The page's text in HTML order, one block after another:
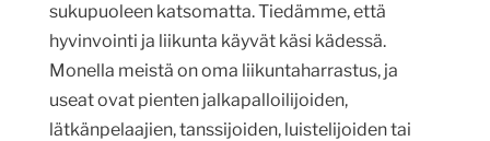
sukupuoleen katsomatta. Tiedämme, että
hyvinvointi ja liikunta käyvät käsi kädessä.
Monella meistä on oma liikuntaharrastus, ja
useat ovat pienten jalkapalloilijoiden,
lätkänpelaajien, tanssijoiden, luistelijoiden tai